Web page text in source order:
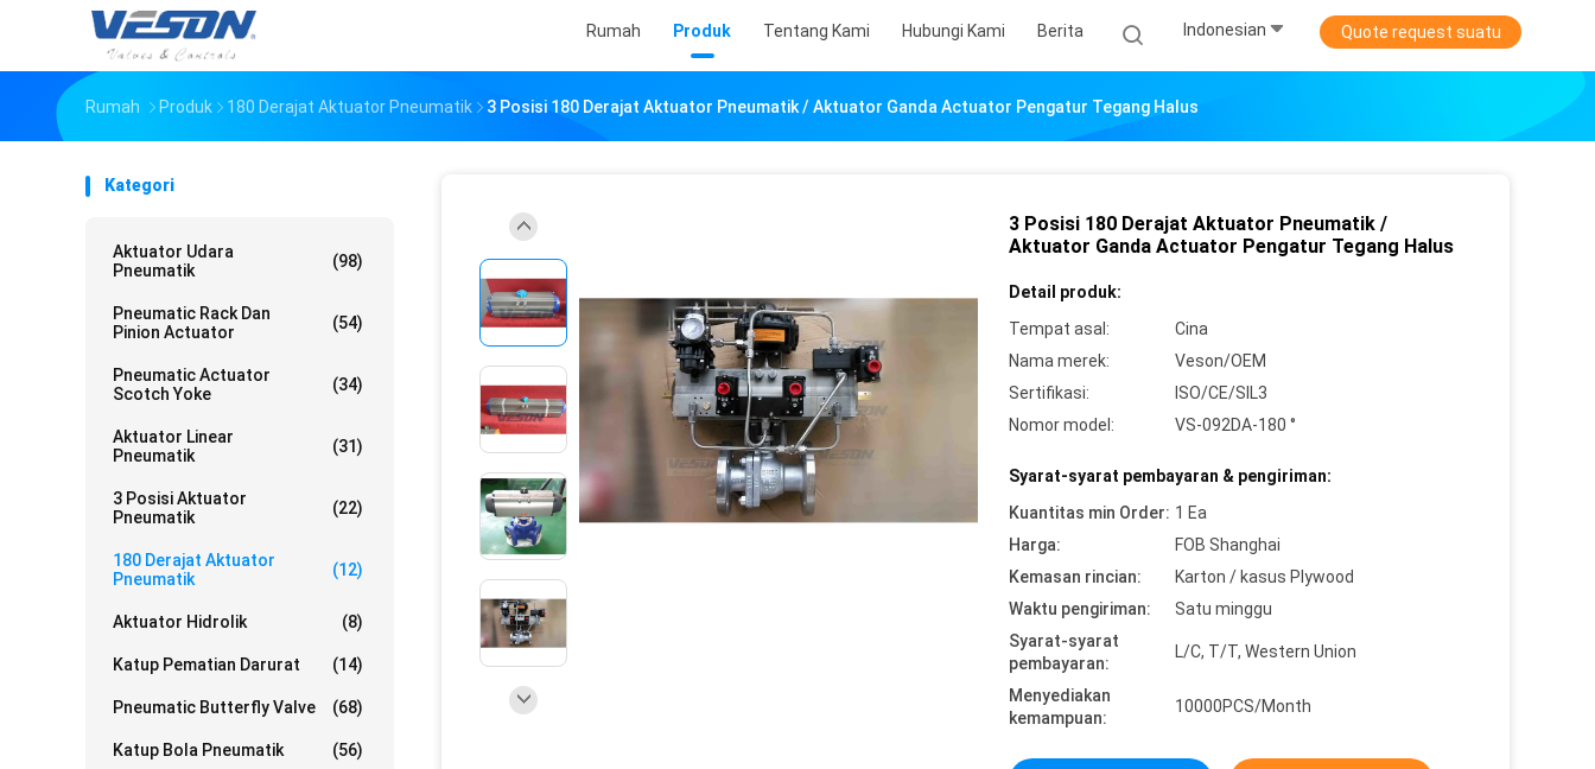
Rumah Produk Tentang Kami Hubungi Kami Berita Indonesian Quote request suatu
Rumah Produk 180 Derajat Aktuator Pneumatik 3 Posisi 180 Derajat Aktuator Pneumatik / Aktuator Ganda Actuator Pengatur Tegang Halus
Kategori
Aktuator Udara
Pneumatik
(98)
Pneumatic Rack Dan
Pinion Actuator
(54)
Pneumatic Actuator
Scotch Yoke
(34)
Aktuator Linear
Pneumatik
(31)
3 Posisi Aktuator
Pneumatik
(22)
180 Derajat Aktuator
Pneumatik
(12)
Aktuator Hidrolik (8)
Katup Pematian Darurat (14)
Pneumatic Butterfly Valve (68)
Katup Bola Pneumatik (56)
3 Posisi 180 Derajat Aktuator Pneumatik /
Aktuator Ganda Actuator Pengatur Tegang Halus
Detail produk:
Tempat asal:
Cina
Nama merek:
Veson/OEM
Sertifikasi:
ISO/CE/SIL3
Nomor model:
VS-092DA-180 °
Syarat-syarat pembayaran & pengiriman:
Kuantitas min Order: 1 Ea
Harga:
FOB Shanghai
Kemasan rincian:
Karton / kasus Plywood
Waktu pengiriman:
Satu minggu
Syarat-syarat
pembayaran:
L/C, T/T, Western Union
Menyediakan
kemampuan:
10000PCS/Month